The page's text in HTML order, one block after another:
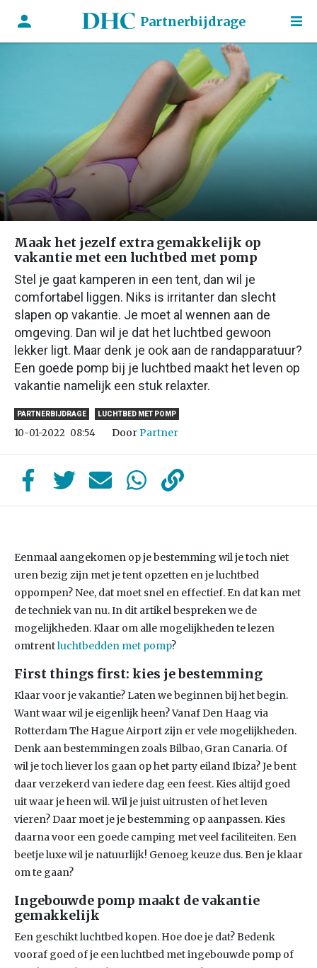
Partnerbijdrage
Maak het jezelf extra gemakkelijk op
vakantie met een luchtbed met pomp
Stel je gaat kamperen in een tent, dan wil je
comfortabel liggen. Niks is irritanter dan slecht
slapen op vakantie. Je moet al wennen aan de
omgeving. Dan wil je dat het luchtbed gewoon
lekker ligt. Maar denk je ook aan de randapparatuur?
Een goede pomp bij je luchtbed maakt het leven op
vakantie namelijk een stuk relaxter.
PARTNERBIJDRAGE LUCHTBED MET POMP
10-01-2022 08:54 DoorPartner
Eenmaal aangekomen op je bestemming wil je toch niet
uren bezig zijn met je tent opzetten en je luchtbed
oppompen? Nee, dat moet snel en effectief. En dat kan met
de techniek van nu. In dit artikel bespreken we de
mogelijkheden. Klaar om alle mogelijkheden te lezen
omtrentluchtbedden met pomp?
First things first: kies je bestemming
Klaar voor je vakantie? Laten we beginnen bij het begin.
Want waar wil je eigenlijk heen? Vanaf Den Haag via
Rotterdam The Hague Airport zijn er vele mogelijkheden.
Denk aan bestemmingen zoals Bilbao, Gran Canaria. Of
wil je toch liever los gaan op het party eiland Ibiza? Je bent
daar verzekerd van iedere dag een feest. Kies altijd goed
uit waar je heen wil. Wil je juist uitrusten of het leven
vieren? Daar moet je je bestemming op aanpassen. Kies
daarna voor een goede camping met veel faciliteiten. Een
beetje luxe wil je natuurlijk! Genoeg keuze dus. Ben je klaar
om te gaan?
Ingebouwde pomp maakt de vakantie
gemakkelijk
Een geschikt luchtbed kopen. Hoe doe je dat? Bedenk
vooraf goed of je een luchtbed met ingebouwde pomp of